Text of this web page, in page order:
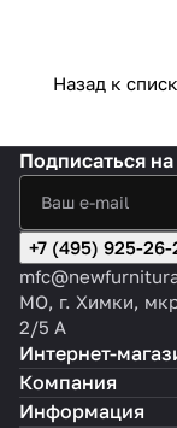
Назад к
Подписаться
+7 (495) 925-26-
МО, г. Химки,
2/5 А
Интернет-
Компания
Информация